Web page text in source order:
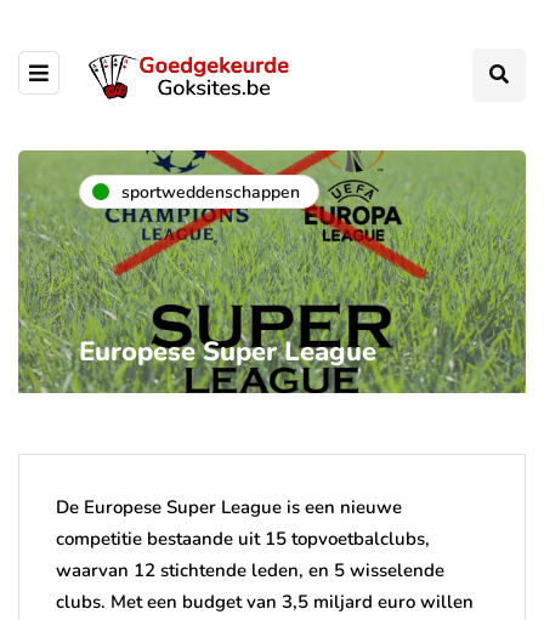
sportweddenschappen
Europese Super League
De Europese Super League is een nieuwe
competitie bestaande uit 15 topvoetbalclubs,
waarvan 12 stichtende leden, en 5 wisselende
clubs. Met een budget van 3,5 miljard euro willen